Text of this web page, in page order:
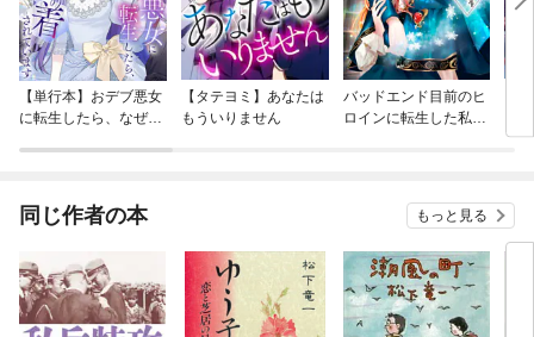
【単行本】おデブ悪女
に転生したら、なぜか
【タテヨミ】あなたは
もういりません
バッドエンド目前のヒ
ロインに転生した私、
同じ作者の本 もっと見る